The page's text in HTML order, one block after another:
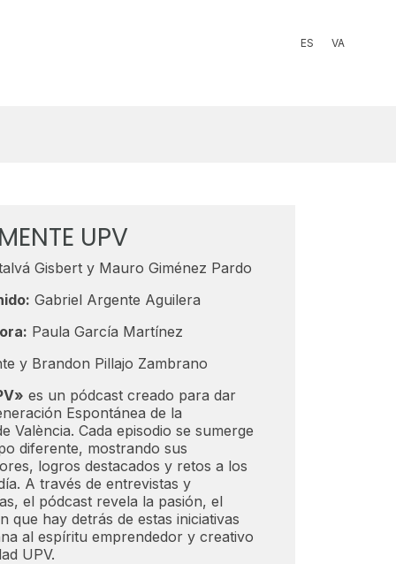
ES VA
UPV
Gisbert y Mauro Giménez Pardo
Gabriel Argente Aguilera
Paula García Martínez
y Brandon Pillajo Zambrano
es un pódcast creado para dar
Espontánea de la
València. Cada episodio se sumerge
diferente, mostrando sus
logros destacados y retos a los
A través de entrevistas y
el pódcast revela la pasión, el
que hay detrás de estas iniciativas
al espíritu emprendedor y creativo
UPV.